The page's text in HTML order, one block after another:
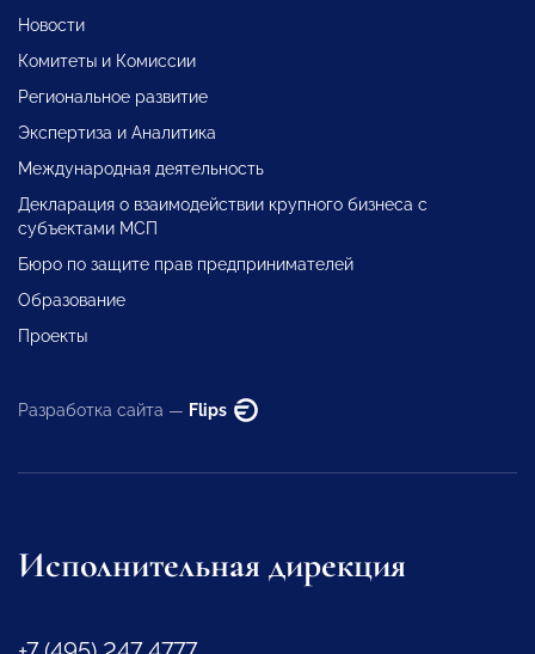
Новости
Комитеты и Комиссии
Региональное развитие
Экспертиза и Аналитика
Международная деятельность
Декларация о взаимодействии крупного бизнеса с
субъектами МСП
Бюро по защите прав предпринимателей
Образование
Проекты
Разработка сайта — Flips
Исполнительная дирекция